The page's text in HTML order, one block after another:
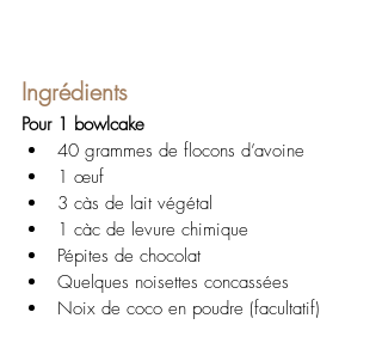
Ingrédients
Pour 1 bowlcake
40 grammes de flocons d’avoine
1 œuf
3 càs de lait végétal
1 càc de levure chimique
Pépites de chocolat
Quelques noisettes concassées
Noix de coco en poudre (facultatif)